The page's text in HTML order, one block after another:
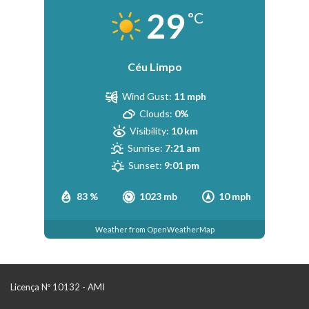
29 °C
Céu Limpo
83 % 1023 mb 10 mph
Wind Gust: 11 mph
Clouds: 0%
Visibility: 10 km
Sunrise: 7:21 am
Sunset: 9:01 pm
Weather from OpenWeatherMap
Licença Nº 10132 - AMI